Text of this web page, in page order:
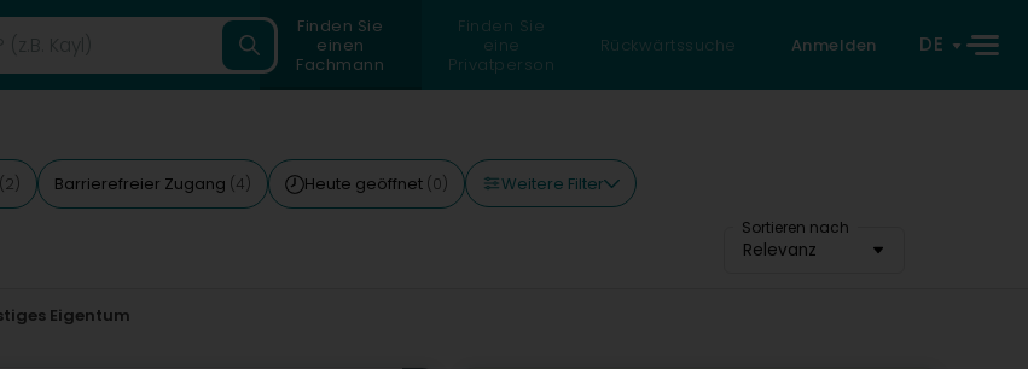
Finden Sie
einen
Fachmann
Finden Sie
eine
Privatperson
Rückwärtssuche Anmelden DE
(2) Barrierefreier Zugang (4) Heute geöffnet (0) Weitere Filter
Sortieren nach
Relevanz
Eigentum